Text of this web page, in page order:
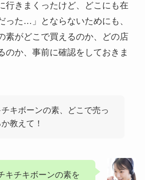
行きまくったけど、どこにも在
った…」とならないためにも、
素がどこで買えるのか、どの店
のか、事前に確認をしておきま
キボーンの素、どこで売っ
教えて！
キチキボーンの素を